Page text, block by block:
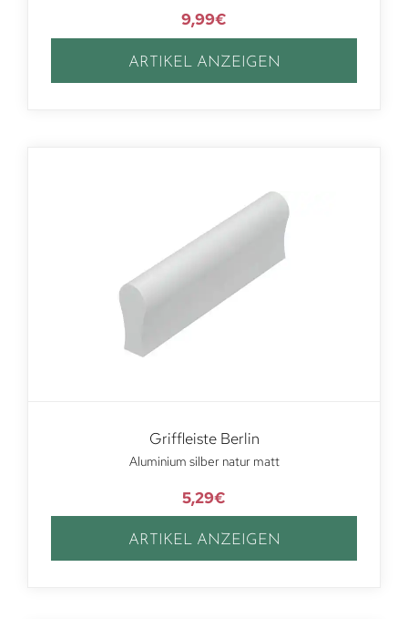
9,99€
ARTIKEL ANZEIGEN
Griffleiste Berlin
Aluminium silber natur matt
5,29€
ARTIKEL ANZEIGEN